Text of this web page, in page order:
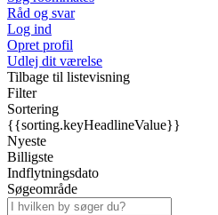
Råd og svar
Log ind
Opret profil
Udlej dit værelse
Tilbage til listevisning
Filter
Sortering
{{sorting.keyHeadlineValue}}
Nyeste
Billigste
Indflytningsdato
Søgeområde